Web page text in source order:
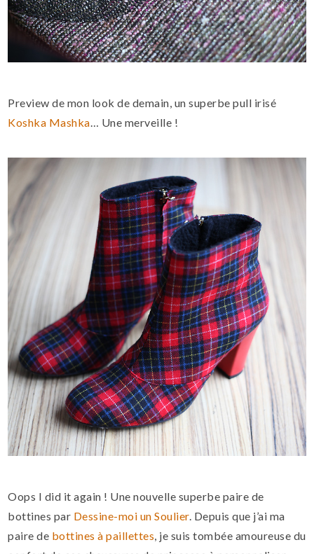
Preview de mon look de demain, un superbe pull irisé
Koshka Mashka… Une merveille !
Oops I did it again ! Une nouvelle superbe paire de
bottines par Dessine-moi un Soulier. Depuis que j’ai ma
paire de bottines à paillettes, je suis tombée amoureuse du